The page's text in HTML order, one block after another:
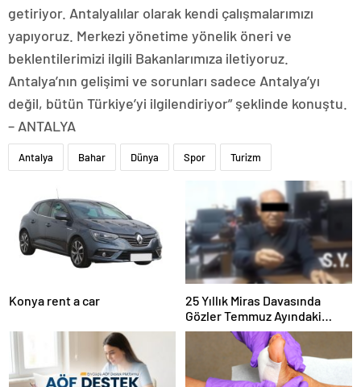
getiriyor. Antalyalılar olarak kendi çalışmalarımızı
yapıyoruz. Merkezi yönetime yönelik öneri ve
beklentilerimizi ilgili Bakanlarımıza iletiyoruz.
Antalya’nın gelişimi ve sorunları sadece Antalya’yı
değil, bütün Türkiye’yi ilgilendiriyor” şeklinde konuştu.
– ANTALYA
Antalya Bahar Dünya Spor Turizm
Konya rent a car
25 Yıllık Miras Davasında
Gözler Temmuz Ayındaki
Karar Duruşmasına Çevrildi